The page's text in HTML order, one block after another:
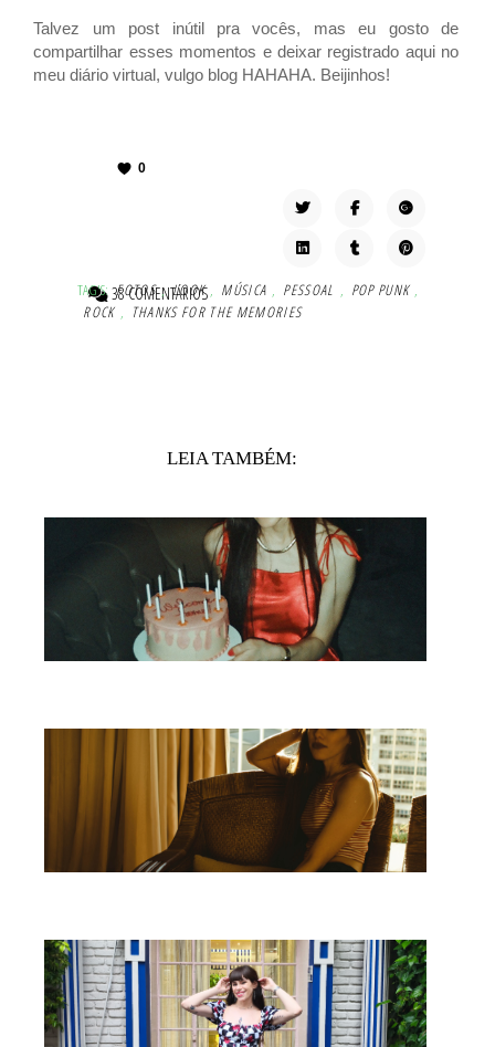
Talvez um post inútil pra vocês, mas eu gosto de
compartilhar esses momentos e deixar registrado aqui no
meu diário virtual, vulgo blog HAHAHA. Beijinhos!
38 COMENTÁRIOS
0
TAG'S: FOTOS , LOOK , MÚSICA , PESSOAL , POP PUNK ,
ROCK , THANKS FOR THE MEMORIES
LEIA TAMBÉM: